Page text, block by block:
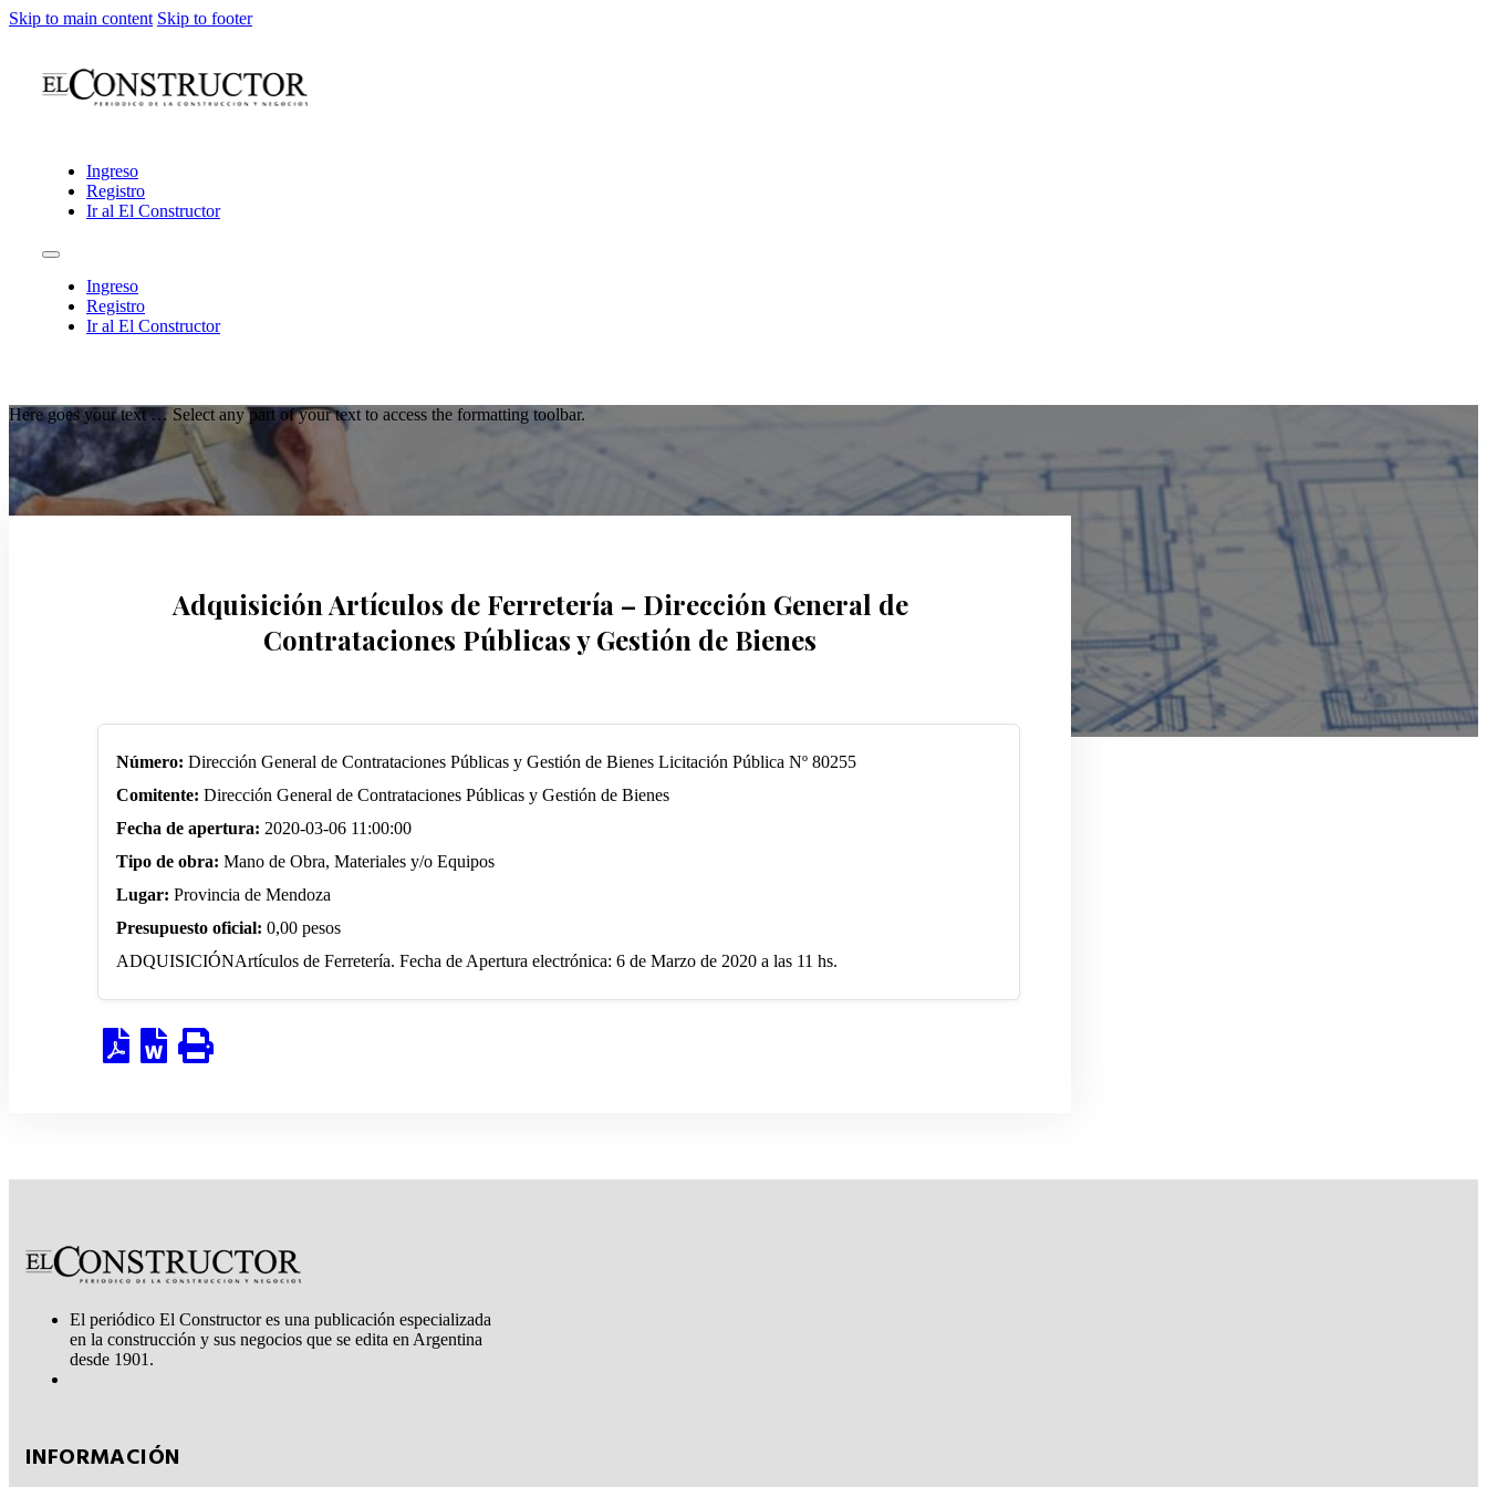
Skip to main content Skip to footer
Ingreso
Registro
Ir al El Constructor
Ingreso
Registro
Ir al El Constructor
Here goes your text … Select any part of your text to access the formatting toolbar.
Adquisición Artículos de Ferretería – Dirección General de
Contrataciones Públicas y Gestión de Bienes
Número: Dirección General de Contrataciones Públicas y Gestión de Bienes Licitación Pública Nº 80255
Comitente: Dirección General de Contrataciones Públicas y Gestión de Bienes
Fecha de apertura: 2020-03-06 11:00:00
Tipo de obra: Mano de Obra, Materiales y/o Equipos
Lugar: Provincia de Mendoza
Presupuesto oficial: 0,00 pesos
ADQUISICIÓNArtículos de Ferretería. Fecha de Apertura electrónica: 6 de Marzo de 2020 a las 11 hs.
El periódico El Constructor es una publicación especializada
en la construcción y sus negocios que se edita en Argentina
desde 1901.
INFORMACIÓN